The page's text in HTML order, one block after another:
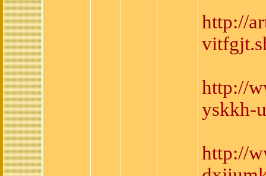
http://
http://
yskkh-
http://